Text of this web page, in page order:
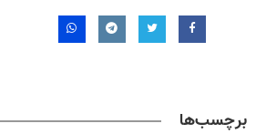
برچسب‌ها